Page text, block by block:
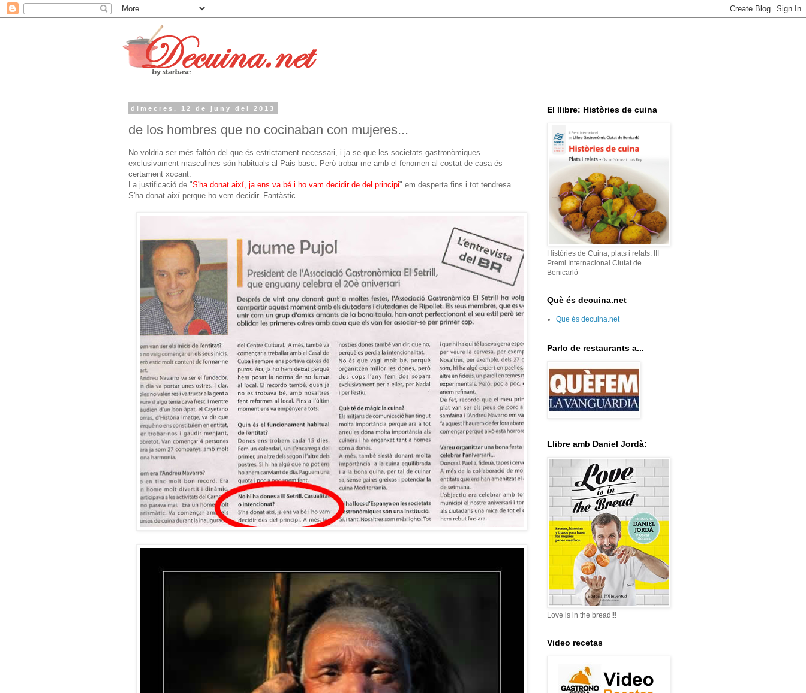
dimecres, 12 de juny del 2013
de los hombres que no cocinaban con mujeres...
No voldria ser més faltón del que és estrictament necessari, i ja se que les societats gastronòmiques
exclusivament masculines són habituals al Pais basc. Però trobar-me amb el fenomen al costat de casa és
certament xocant.
La justificació de "S'ha donat així, ja ens va bé i ho vam decidir de del principi" em desperta fins i tot tendresa.
S'ha donat així perque ho vem decidir. Fantàstic.
El llibre: Històries de cuina
Històries de Cuina, plats i relats. III
Premi Internacional Ciutat de
Benicarló
Què és decuina.net
Que és decuina.net
Parlo de restaurants a...
Llibre amb Daniel Jordà:
Love is in the bread!!!
Video recetas